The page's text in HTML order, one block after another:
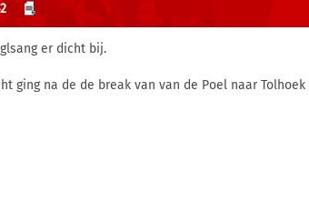
er dicht bij.
ging na de de break van van de Poel naar